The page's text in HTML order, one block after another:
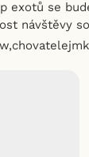
exotů se
návštěvy